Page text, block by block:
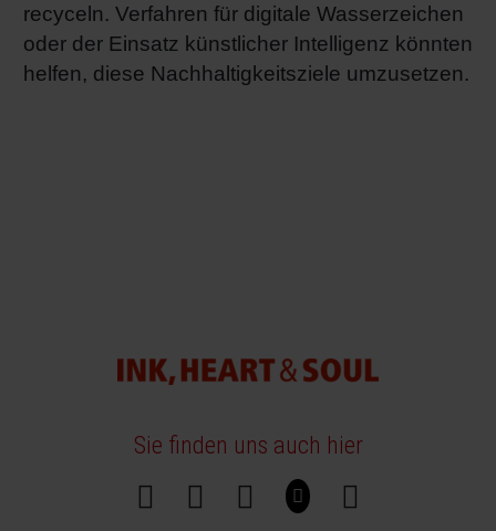
recyceln. Verfahren für digitale Wasserzeichen
oder der Einsatz künstlicher Intelligenz könnten
helfen, diese Nachhaltigkeitsziele umzusetzen.
Sie finden uns auch hier